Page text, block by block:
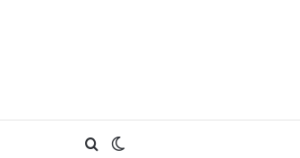
تغییر پوستهجستجو برای